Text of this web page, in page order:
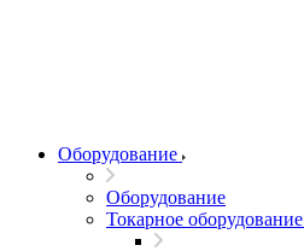
Оборудование
Оборудование
Токарное оборудование